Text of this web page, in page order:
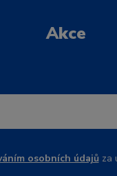
Akce
osobních údajůza